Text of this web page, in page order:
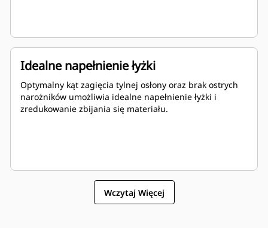
Idealne napełnienie łyżki
Optymalny kąt zagięcia tylnej osłony oraz brak ostrych
narożników umożliwia idealne napełnienie łyżki i
zredukowanie zbijania się materiału.
Wczytaj Więcej